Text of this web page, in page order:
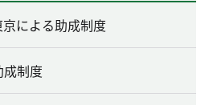
による助成制度
制度